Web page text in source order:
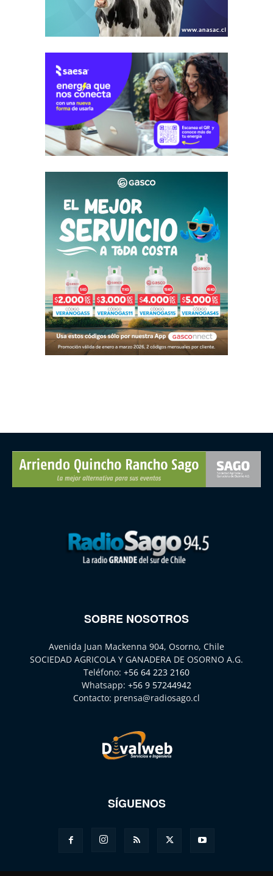
SOBRE NOSOTROS
Avenida Juan Mackenna 904, Osorno, Chile
SOCIEDAD AGRICOLA Y GANADERA DE OSORNO A.G.
Teléfono: +56 64 223 2160
Whatsapp: +56 9 57244942
Contacto: prensa@radiosago.cl
SÍGUENOS